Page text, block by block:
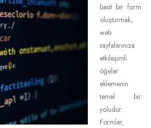
basit bir form
oluşturmak,
web
sayfalarınıza
etkileşimli
öğeler
eklemenin
temel bir
yoludur.
Formlar,